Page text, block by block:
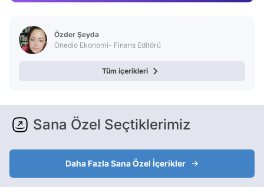
Özder Şeyda
Onedio Ekonomi- Finans Editörü
Tüm içerikleri
Sana Özel Seçtiklerimiz
Daha Fazla Sana Özel İçerikler